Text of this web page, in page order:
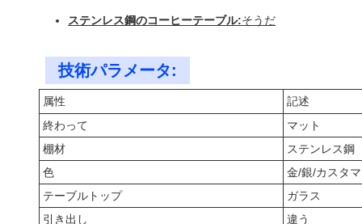
ステンレス鋼のコーヒーテーブル:そうだ
技術パラメータ:
属性
記述
終わって
マット
棚材
ステンレス鋼
色
金/銀/カスタ
テーブルトップ
ガラス
引き出し
違う